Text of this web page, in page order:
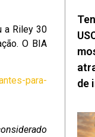
a Riley 30
O BIA
para-
de